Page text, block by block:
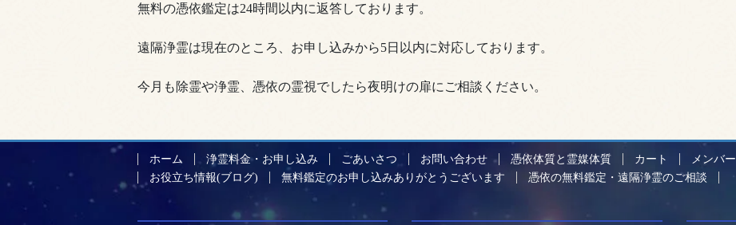
無料の憑依鑑定は24時間以内に返答しております。
遠隔浄霊は現在のところ、お申し込みから5日以内に対応しております。
今月も除霊や浄霊、憑依の霊視でしたら夜明けの扉にご相談ください。
ホーム 浄霊料金・お申し込み ごあいさつ お問い合わせ 憑依体質と霊媒体質 カート メンバー
お役立ち情報(ブログ)
無料鑑定のお申し込みありがとうございます 憑依の無料鑑定・遠隔浄霊のご相談